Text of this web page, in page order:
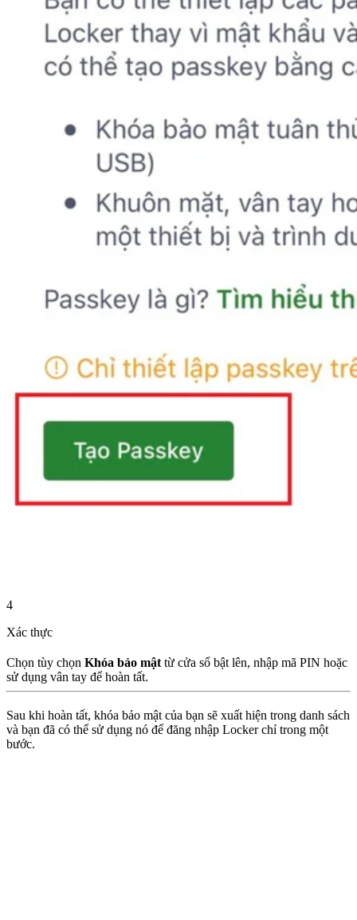
4
Xác thực
Chọn tùy chọn Khóa bảo mật từ cửa sổ bật lên, nhập mã PIN hoặc
sử dụng vân tay để hoàn tất.
Sau khi hoàn tất, khóa bảo mật của bạn sẽ xuất hiện trong danh sách
và bạn đã có thể sử dụng nó để đăng nhập Locker chỉ trong một
bước.